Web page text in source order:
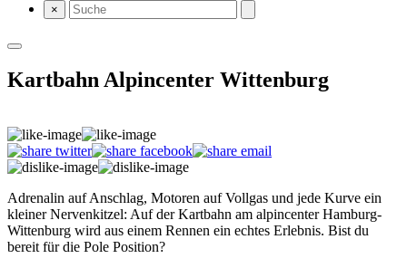
×
Kartbahn Alpincenter Wittenburg
Adrenalin auf Anschlag, Motoren auf Vollgas und jede Kurve ein
kleiner Nervenkitzel: Auf der Kartbahn am alpincenter Hamburg-
Wittenburg wird aus einem Rennen ein echtes Erlebnis. Bist du
bereit für die Pole Position?